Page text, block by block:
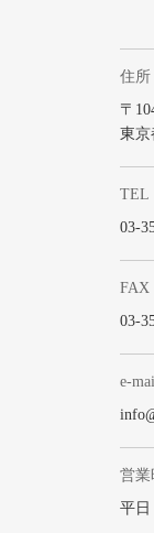
住所
〒
東京
TEL
03-
FAX
03-
e-
営業
平日